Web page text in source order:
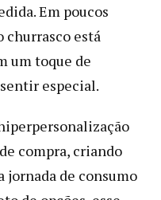
Em poucos
churrasco está
um toque de
especial.
compra, criando
de consumo